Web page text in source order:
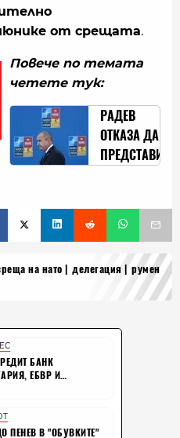
от срещата.
Повече по темата
четете тук:
РАДЕВ
ОТКАЗА ДА
ПРЕДСТАВИ
ХАРЕСА
ПОЗИЦИИ
УКРАЙНА
(ОБНОВЕНА)
на нато делегация
румен